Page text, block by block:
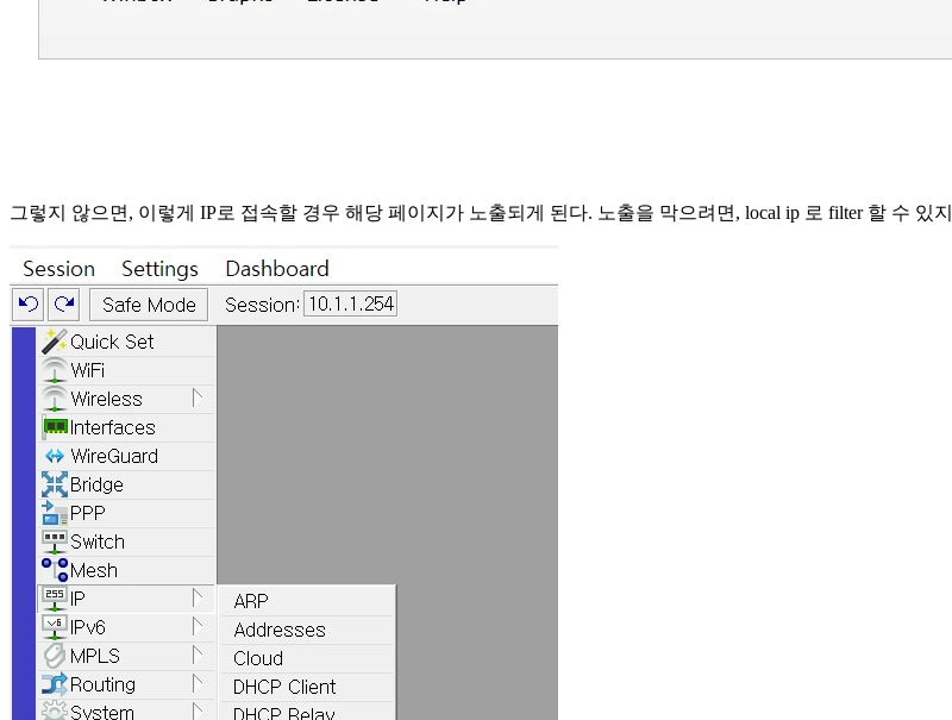
그렇지 않으면, 이렇게 IP로 접속할 경우 해당 페이지가 노출되게 된다. 노출을 막으려면, local ip 로 filter 할 수